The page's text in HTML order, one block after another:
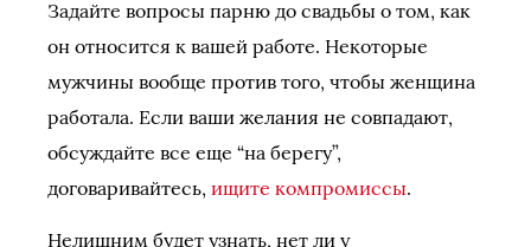
Задайте вопросы парню до свадьбы о том, как
он относится к вашей работе. Некоторые
мужчины вообще против того, чтобы женщина
работала. Если ваши желания не совпадают,
обсуждайте все еще “на берегу”,
договаривайтесь, ищите компромиссы.
Нелишним будет узнать, нет ли у